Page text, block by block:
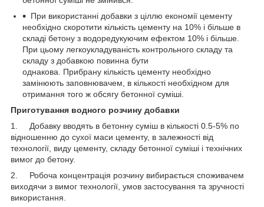
При використанні добавки з ціллю економії цементу
необхідно скоротити кількість цементу на 10% і більше в
складі бетону з водоредукуючим ефектом 10% і більше.
При цьому легкоукладуваність контрольного складу та
складу з добавкою повинна бути
однакова. Прибрану кількість цементу необхідно
замінюють заповнювачем, в кількості необхідном для
отримання того ж обсягу бетонної суміші.
Приготування водного розчину добавки
1. Добавку вводять в бетонну суміш в кількості 0.5-5% по
відношенню до сухої маси цементу, в залежності від
технології, виду цементу, складу бетонної суміші і технічних
вимог до бетону.
2. Робоча концентрація розчину вибирається споживачем
виходячи з вимог технології, умов застосування та зручності
використання.